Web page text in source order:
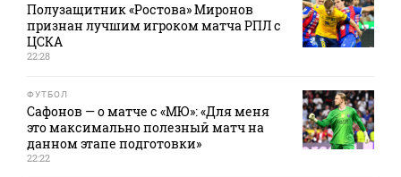
Полузащитник «Ростова» Миронов
признан лучшим игроком матча РПЛ с
ЦСКА
22:28
ФУТБОЛ
Сафонов — о матче с «МЮ»: «Для меня
это максимально полезный матч на
данном этапе подготовки»
22:22